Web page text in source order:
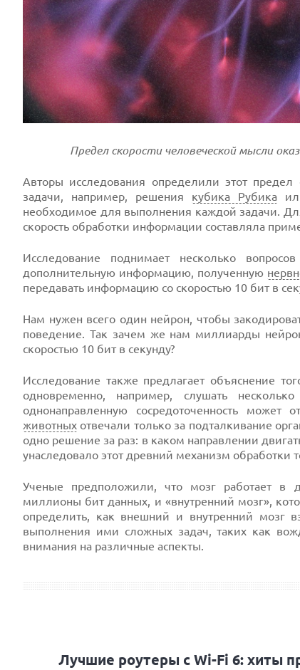
Предел скорости человеческой мысли
Авторы исследования определили этот
задачи, например, решения кубика Рубика
необходимое для выполнения каждой задачи.
скорость обработки информации составляла
Исследование поднимает несколько
дополнительную информацию, полученную
передавать информацию со скоростью 10 бит в
Нам нужен всего один нейрон, чтобы
поведение. Так зачем же нам миллиарды
скоростью 10 бит в секунду?
Исследование также предлагает объяснение
одновременно, например, слушать
однонаправленную сосредоточенность
животных отвечали только за подталкивание
одно решение за раз: в каком направлении
унаследовало этот древний механизм обработки
Ученые предположили, что мозг работает в
миллионы бит данных, и «внутренний мозг»,
определить, как внешний и внутренний мозг
выполнения ими сложных задач, таких как
внимания на различные аспекты.
Лучшие роутеры с Wi-Fi 6: хиты